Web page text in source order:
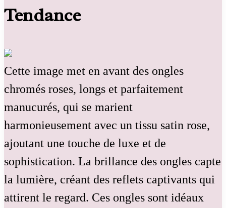
Tendance
Cette image met en avant des ongles
chromés roses, longs et parfaitement
manucurés, qui se marient
harmonieusement avec un tissu satin rose,
ajoutant une touche de luxe et de
sophistication. La brillance des ongles capte
la lumière, créant des reflets captivants qui
attirent le regard. Ces ongles sont idéaux